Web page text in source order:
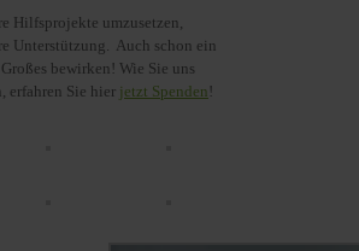
Hilfsprojekte umzusetzen,
Unterstützung. Auch schon ein
bewirken! Wie Sie uns
erfahren Sie hier jetzt Spenden !